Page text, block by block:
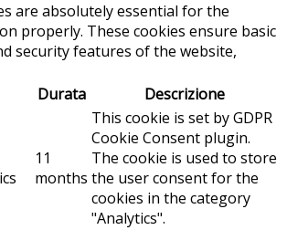
are absolutely essential for the
properly. These cookies ensure basic
security features of the website,
Durata Descrizione
11
months
This cookie is set by GDPR
Cookie Consent plugin.
The cookie is used to store
the user consent for the
cookies in the category
"Analytics".